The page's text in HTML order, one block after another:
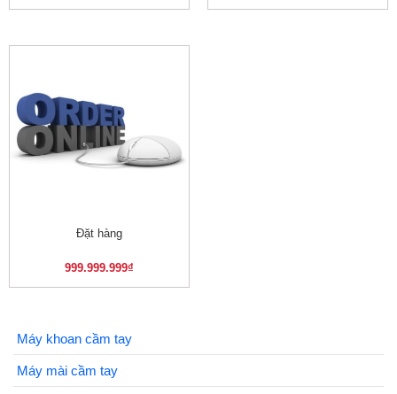
Đặt hàng
999.999.999₫
Máy khoan cầm tay
Máy mài cầm tay